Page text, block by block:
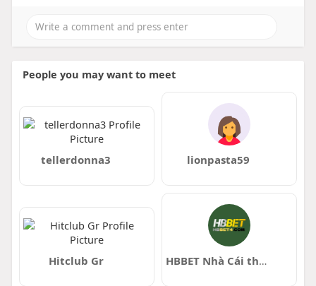
People you may want to meet
tellerdonna3 lionpasta59
Hitclub Gr HBBET Nhà Cái thể thao casino Đẳng Cấp Châu Á